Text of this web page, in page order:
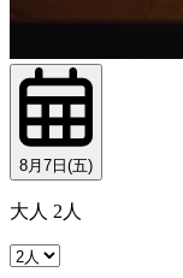
8月7日(五)
大人 2人